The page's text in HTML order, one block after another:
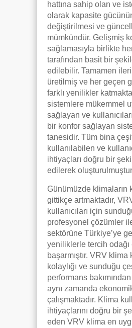
hattına sahip olan ve
olarak kapasite
değiştirilmesi ve
mümkündür. Gelişmiş
sağlamasıyla birlikte
tarafından basit bir
edilebilir. Tamamen
üretilmiş ve her geçen
farklı yenilikler
sistemlere mükemmel
sağlayan ve
bir konfor sağlayan
tanesidir. Tüm bina
kullanılabilen ve
ihtiyaçları doğru bir
edilerek
Günümüzde klimaların
gittikçe artmaktadır,
kullanıcıları için
profesyonel çözümler
sektörüne Türkiye’ye
yeniliklerle tercih odağı
başarmıştır. VRV klima
kolaylığı ve sunduğu
performans
aynı zamanda
çalışmaktadır. Klima
ihtiyaçlarını doğru bir
eden VRV klima en